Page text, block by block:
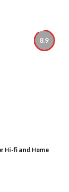
8.9
Hi-fi and Home